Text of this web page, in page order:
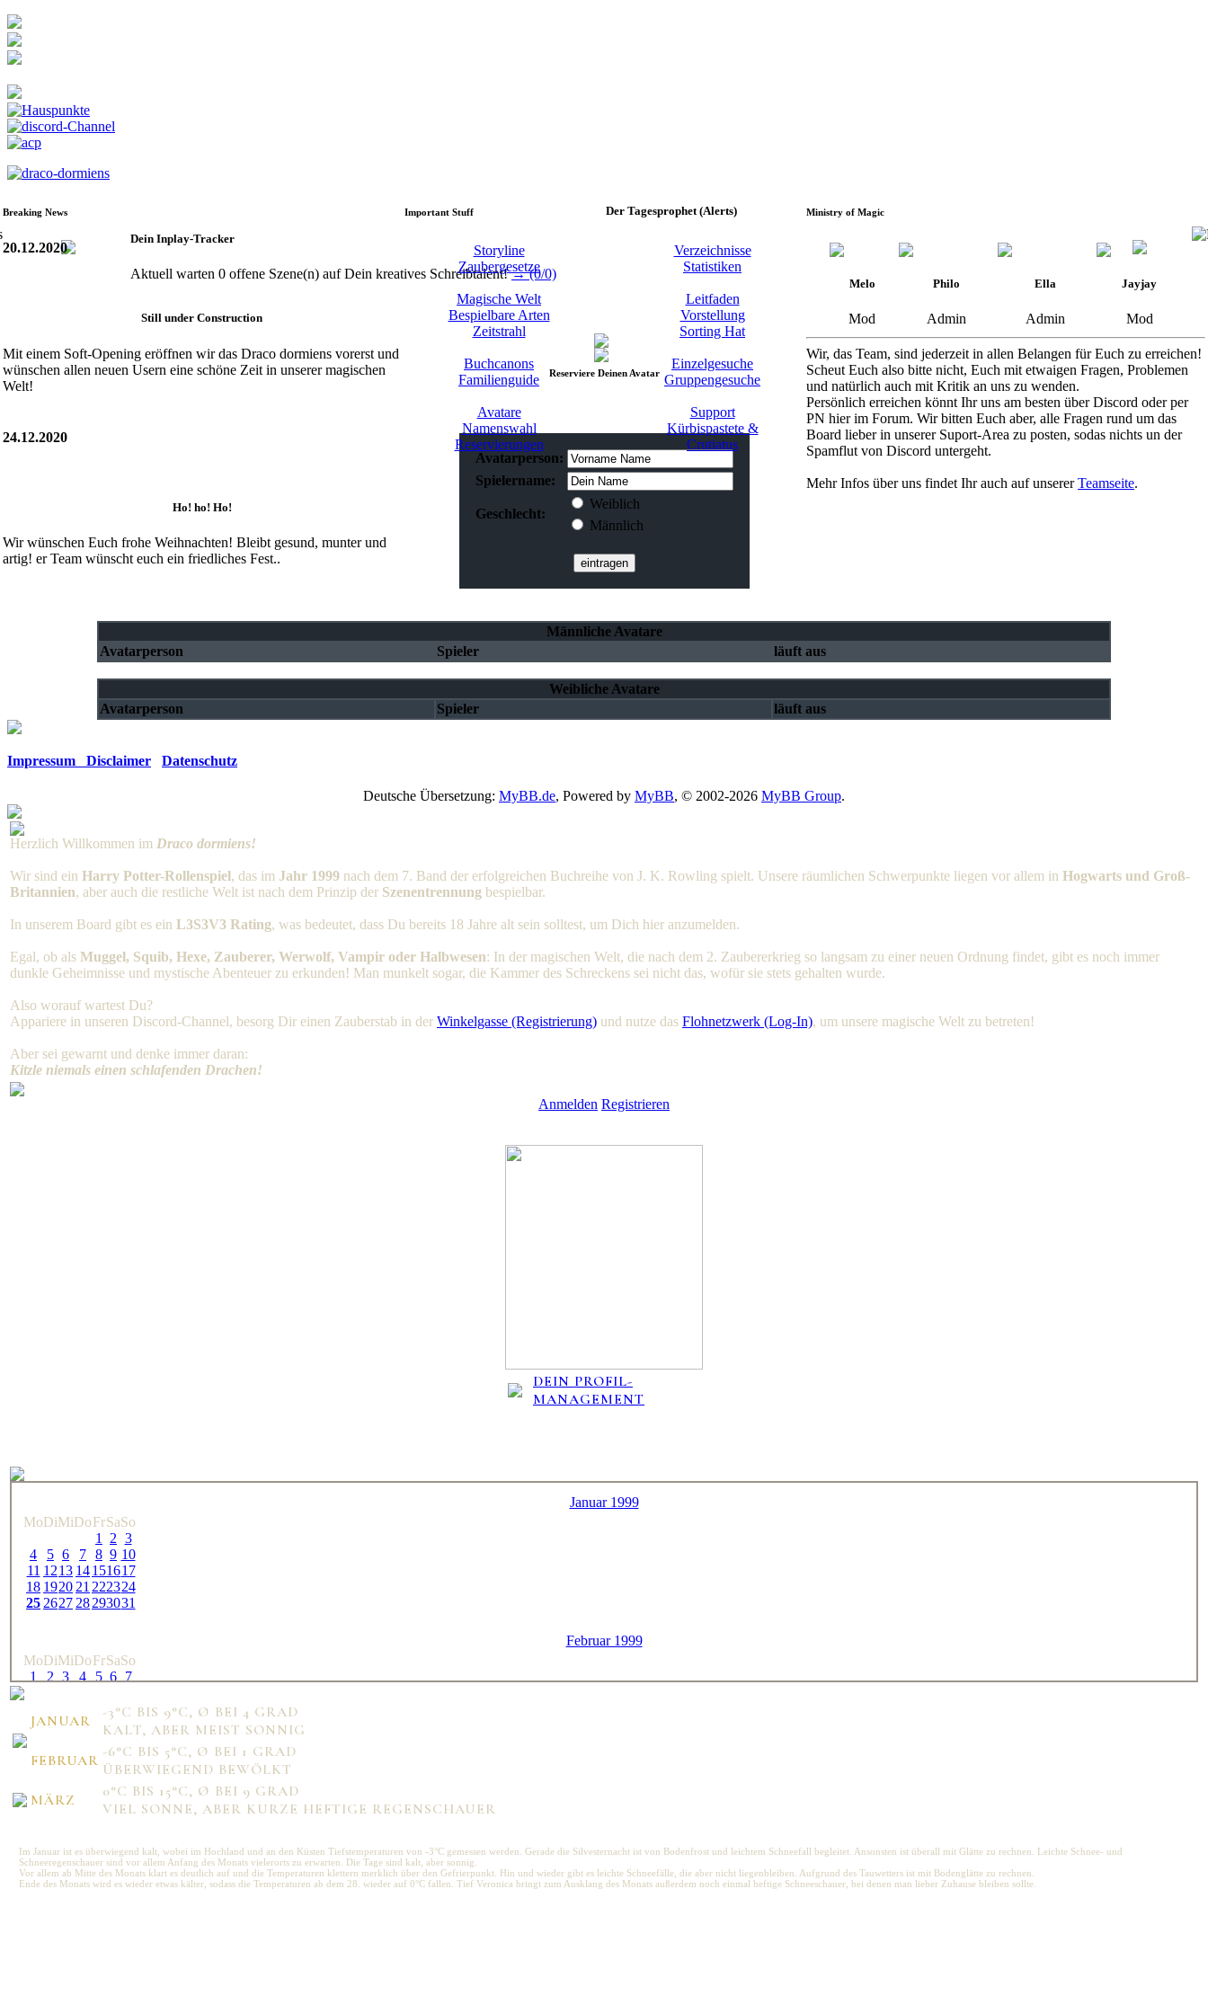
Breaking News
20.12.2020
Still under Construction
Mit einem Soft-Opening eröffnen wir das Draco dormiens vorerst und
wünschen allen neuen Usern eine schöne Zeit in unserer magischen
Welt!
24.12.2020
Ho! ho! Ho!
Wir wünschen Euch frohe Weihnachten! Bleibt gesund, munter und
artig! er Team wünscht euch ein friedliches Fest..
Important Stuff
Storyline
Zaubergesetze
Magische Welt
Bespielbare Arten
Zeitstrahl
Buchcanons
Familienguide
Avatare
Namenswahl
Reservierungen
Verzeichnisse
Statistiken
Leitfaden
Vorstellung
Sorting Hat
Einzelgesuche
Gruppengesuche
Support
Kürbispastete &
Crutiatus
Ministry of Magic
Melo
Mod
Philo
Admin
Ella
Admin
Jayjay
Mod
Wir, das Team, sind jederzeit in allen Belangen für Euch zu erreichen!
Scheut Euch also bitte nicht, Euch mit etwaigen Fragen, Problemen
und natürlich auch mit Kritik an uns zu wenden.
Persönlich erreichen könnt Ihr uns am besten über Discord oder per
PN hier im Forum. Wir bitten Euch aber, alle Fragen rund um das
Board lieber in unserer Suport-Area zu posten, sodas nichts un der
Spamflut von Discord untergeht.
Mehr Infos über uns findet Ihr auch auf unsererTeamseite.
Dein Inplay-Tracker
Aktuell warten 0 offene Szene(n) auf Dein kreatives Schreibtalent!→ (0/0)
Der Tagesprophet (Alerts)
Reserviere Deinen Avatar
Avatarperson:
Spielername:
Geschlecht:
Weiblich
Männlich
Männliche Avatare
Avatarperson
Spieler läuft aus
Weibliche Avatare
Avatarperson
Spieler läuft aus
Impressum Disclaimer Datenschutz
Deutsche Übersetzung: MyBB.de, Powered by MyBB, © 2002-2026 MyBB Group.
Herzlich Willkommen im Draco dormiens!
Wir sind ein Harry Potter-Rollenspiel, das im Jahr 1999 nach dem 7. Band der erfolgreichen Buchreihe von J. K. Rowling spielt. Unsere räumlichen Schwerpunkte liegen vor allem in Hogwarts und Groß-
Britannien, aber auch die restliche Welt ist nach dem Prinzip der Szenentrennung bespielbar.
In unserem Board gibt es ein L3S3V3 Rating, was bedeutet, dass Du bereits 18 Jahre alt sein solltest, um Dich hier anzumelden.
Egal, ob als Muggel, Squib, Hexe, Zauberer, Werwolf, Vampir oder Halbwesen: In der magischen Welt, die nach dem 2. Zaubererkrieg so langsam zu einer neuen Ordnung findet, gibt es noch immer
dunkle Geheimnisse und mystische Abenteuer zu erkunden! Man munkelt sogar, die Kammer des Schreckens sei nicht das, wofür sie stets gehalten wurde.
Also worauf wartest Du?
Appariere in unseren Discord-Channel, besorg Dir einen Zauberstab in der Winkelgasse (Registrierung) und nutze das Flohnetzwerk (Log-In), um unsere magische Welt zu betreten!
Aber sei gewarnt und denke immer daran:
Kitzle niemals einen schlafenden Drachen!
Anmelden Registrieren
DEIN PROFIL-
MANAGEMENT
Januar 1999
MoDiMiDoFrSaSo
1 2 3
4
5 6 7 8 9 10
11 1213 14151617
18 192021222324
25262728293031
Februar 1999
MoDiMiDoFrSaSo
1
2 3 4 5 6 7
192021
2223 2425 2627 28
Sa So
1
2 3
7
1314
222324 25262728
293031
JANUAR
-3°C BIS 9°C, Ø BEI 4 GRAD
KALT, ABER MEIST SONNIG
FEBRUAR -6°C BIS 5°C, Ø BEI 1 GRAD
ÜBERWIEGEND BEWÖLKT
MÄRZ
0°C BIS 15°C, Ø BEI 9 GRAD
VIEL SONNE, ABER KURZE HEFTIGE REGENSCHAUER
Im Januar ist es überwiegend kalt, wobei im Hochland und an den Küsten Tiefstemperaturen von -3°C gemessen werden. Gerade die Silvesternacht ist von Bodenfrost und leichtem Schneefall begleitet. Ansonsten ist überall mit Glätte zu rechnen. Leichte Schnee- und
Schneeregenschauer sind vor allem Anfang des Monats vielerorts zu erwarten. Die Tage sind kalt, aber sonnig.
Vor allem ab Mitte des Monats klart es deutlich auf und die Temperaturen klettern merklich über den Gefrierpunkt. Hin und wieder gibt es leichte Schneefälle, die aber nicht liegenbleiben. Aufgrund des Tauwetters ist mit Bodenglätte zu rechnen.
Ende des Monats wird es wieder etwas kälter, sodass die Temperaturen ab dem 28. wieder auf 0°C fallen. Tief Veronica bringt zum Ausklang des Monats außerdem noch einmal heftige Schneeschauer, bei denen man lieber Zuhause bleiben sollte.